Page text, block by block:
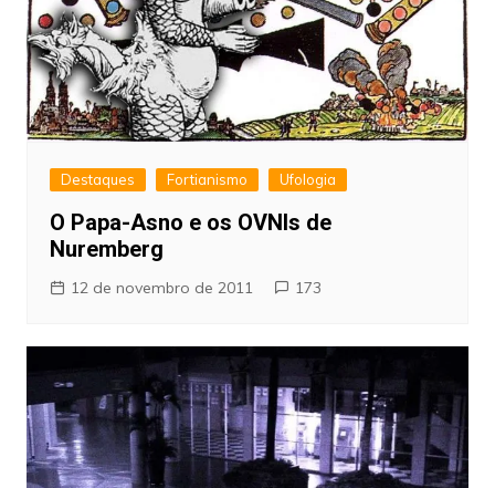
Destaques Fortianismo Ufologia
O Papa-Asno e os OVNIs de
Nuremberg
12 de novembro de 2011 173